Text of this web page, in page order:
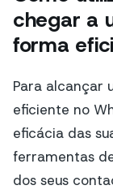
chegar a
forma
Para alcançar
eficiente no
eficácia das
ferramentas
dos seus